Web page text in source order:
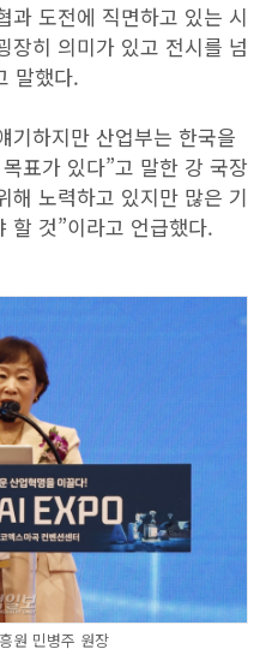
과 도전에 직면하고 있는 시
장히 의미가 있고 전시를 넘
말했다.
기하지만 산업부는 한국을
표가 있다”고 말한 강 국장
해 노력하고 있지만 많은 기
할 것”이라고 언급했다.
원 민병주 원장